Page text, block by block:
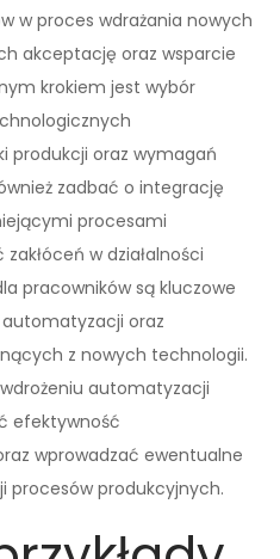
w proces wdrażania nowych
akceptację oraz wsparcie
krokiem jest wybór
produkcji oraz wymagań
zadbać o integrację
procesami
w działalności
pracowników są kluczowe
oraz
z nowych technologii.
automatyzacji
efektywność
wprowadzać ewentualne
procesów produkcyjnych.